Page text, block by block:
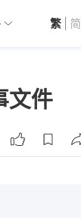
深圳 觀點
繁 简
文件